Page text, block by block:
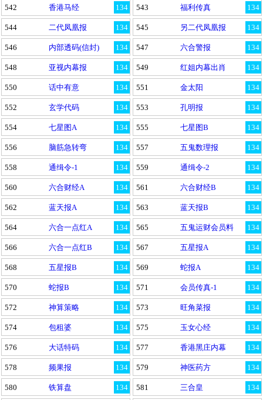
134
542 香港马经 134
543 福利传真
134
544 二代凤凰报 134
545 另二代凤凰报
134
546 内部透码(信封) 134
547 六合警报
134
548 亚视内幕报 134
549 红姐内幕出肖
134
550 话中有意 134
551 金太阳
134
552 玄学代码 134
553 孔明报
134
554 七星图A 134
555 七星图B
134
556 脑筋急转弯 134
557 五鬼数理报
134
558 通缉令-1 134
559 通缉令-2
134
560 六合财经A 134
561 六合财经B
134
562 蓝天报A 134
563 蓝天报B
134
564 六合一点红A 134
565 五鬼运财会员料
134
566 六合一点红B 134
567 五星报A
134
568 五星报B 134
569 蛇报A
134
570 蛇报B 134
571 会员传真-1
134
572 神算策略 134
573 旺角菜报
134
574 包租婆 134
575 玉女心经
134
576 大话特码 134
577 香港黑庄内幕
134
578 频果报 134
579 神医药方
134
580 铁算盘 134
581 三合皇